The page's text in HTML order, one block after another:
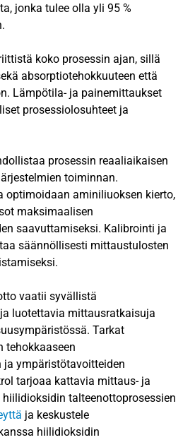
jonka tulee olla yli 95 %
koko prosessin ajan, sillä
absorptiotehokkuuteen että
Lämpötila- ja painemittaukset
prosessiolosuhteet ja
prosessin reaaliaikaisen
toiminnan.
optimoidaan aminiliuoksen kierto,
maksimaalisen
saavuttamiseksi. Kalibrointi ja
säännöllisesti mittaustulosten
vaatii syvällistä
luotettavia mittausratkaisuja
Tarkat
tehokkaaseen
ja ympäristötavoitteiden
tarjoaa kattavia mittaus- ja
talteenottoprosessien
ja keskustele
hiilidioksidin